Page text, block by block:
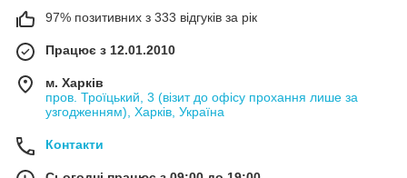
97% позитивних з 333 відгуків за рік
Працює з 12.01.2010
м. Харків
пров. Троїцький, 3 (візит до офісу прохання лише за
узгодженням), Харків, Україна
Контакти